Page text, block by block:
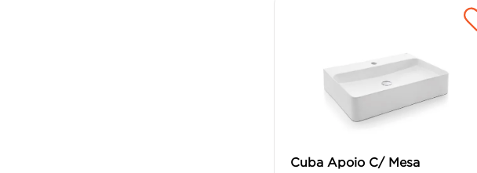
Cuba Apoio C/ Mesa